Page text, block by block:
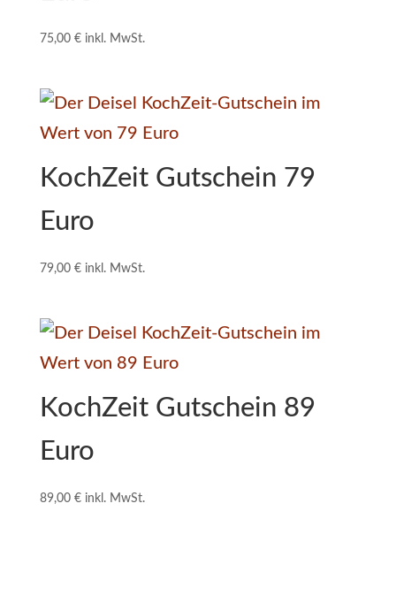
75,00 € inkl. MwSt.
KochZeit Gutschein 79
Euro
79,00 € inkl. MwSt.
KochZeit Gutschein 89
Euro
89,00 € inkl. MwSt.